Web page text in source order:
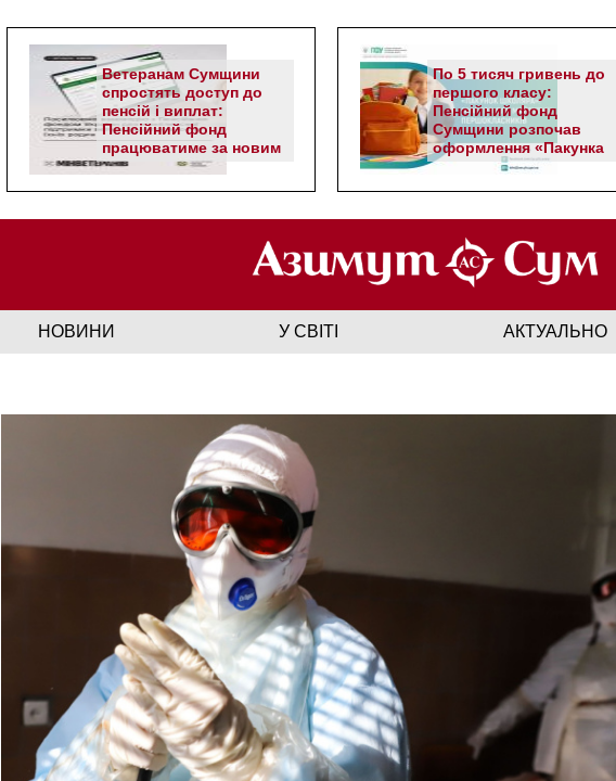
Ветеранам Сумщини
спростять доступ до
пенсій і виплат:
Пенсійний фонд
працюватиме за новим
алгоритмом
По 5 тисяч гривень до
першого класу:
Пенсійний фонд
Сумщини розпочав
оформлення «Пакунка
школяра»
НОВИНИ У СВІТІ АКТУАЛЬНО